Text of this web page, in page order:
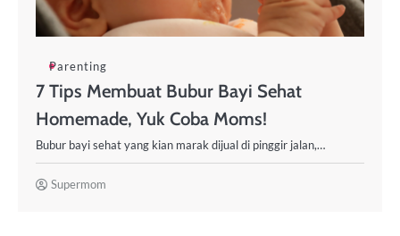
Parenting
7 Tips Membuat Bubur Bayi Sehat
Homemade, Yuk Coba Moms!
Bubur bayi sehat yang kian marak dijual di pinggir jalan,…
Supermom